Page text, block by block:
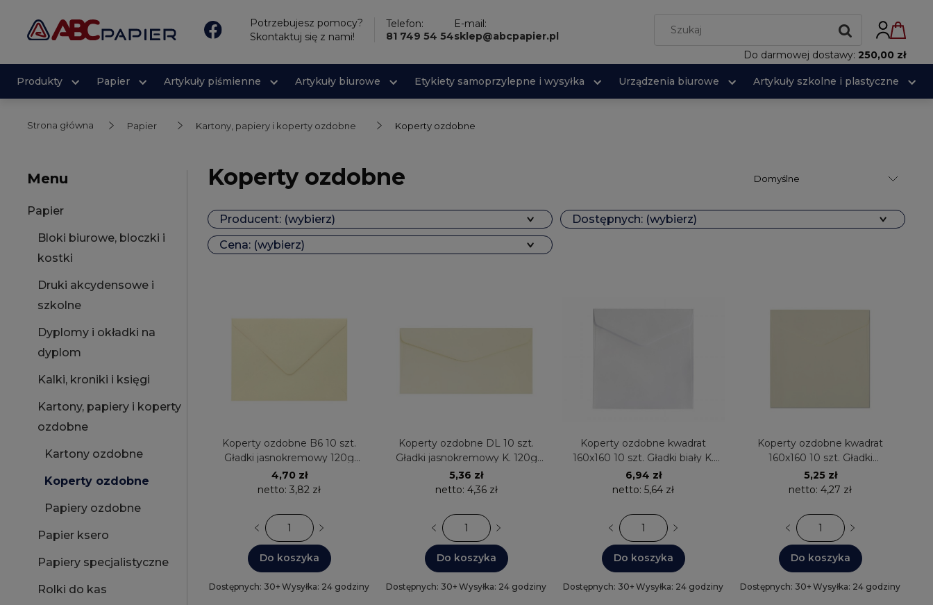
Potrzebujesz pomocy?
Skontaktuj się z nami!
Telefon:
81 749 54 54
E-mail:
sklep@abcpapier.pl
Do darmowej dostawy: 250,00 zł
Produkty Papier Artykuły piśmienne Artykuły biurowe Etykiety samoprzylepne i wysyłka Urządzenia biurowe Artykuły szkolne i plastyczne
Strona główna Papier Kartony, papiery i koperty ozdobne Koperty ozdobne
Menu
Papier
Bloki biurowe, bloczki i
kostki
Druki akcydensowe i
szkolne
Dyplomy i okładki na
dyplom
Kalki, kroniki i księgi
Kartony, papiery i koperty
ozdobne
Kartony ozdobne
Koperty ozdobne
Papiery ozdobne
Papier ksero
Papiery specjalistyczne
Rolki do kas
Koperty ozdobne
Producent: (wybierz)
Dostępnych: (wybierz)
Cena: (wybierz)
Koperty ozdobne B6 10 szt.
Gładki jasnokremowy 120g
280829 Galeria Papieru
4,70 zł
netto: 3,82 zł
Do koszyka
Dostępnych: 30+ Wysyłka: 24 godziny
Koperty ozdobne DL 10 szt.
Gładki jasnokremowy K. 120g
280129 Galeria Papieru
5,36 zł
netto: 4,36 zł
Do koszyka
Dostępnych: 30+ Wysyłka: 24 godziny
Koperty ozdobne kwadrat
160x160 10 szt. Gładki biały K.
150g 280391 Galeria Papieru
6,94 zł
netto: 5,64 zł
Do koszyka
Dostępnych: 30+ Wysyłka: 24 godziny
Koperty ozdobne kwadrat
160x160 10 szt. Gładki
jasnokremowy K. 120g 280329
Galeria Papieru
5,25 zł
netto: 4,27 zł
Do koszyka
Dostępnych: 30+ Wysyłka: 24 godziny